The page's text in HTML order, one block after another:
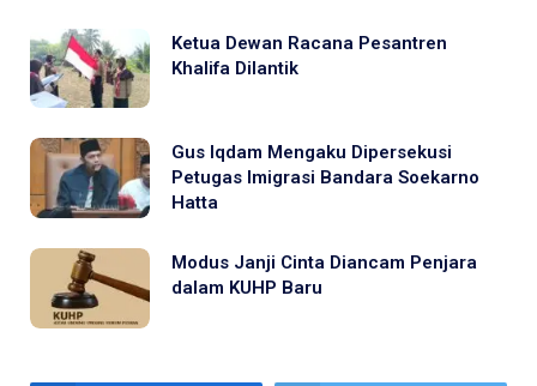
Ketua Dewan Racana Pesantren
Khalifa Dilantik
Gus Iqdam Mengaku Dipersekusi
Petugas Imigrasi Bandara Soekarno
Hatta
Modus Janji Cinta Diancam Penjara
dalam KUHP Baru